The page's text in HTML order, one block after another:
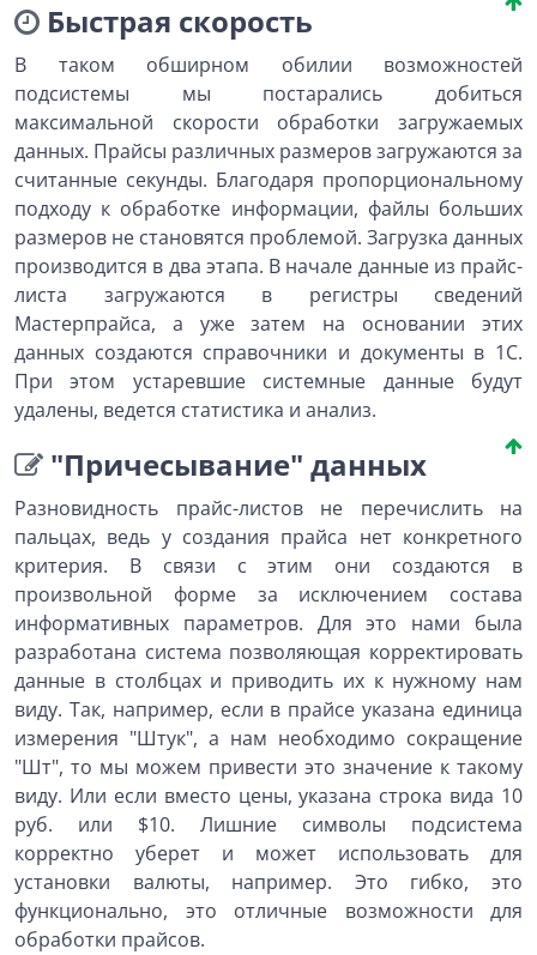
Быстрая скорость
В таком обширном обилии возможностей
подсистемы мы постарались добиться
максимальной скорости обработки загружаемых
данных. Прайсы различных размеров загружаются за
считанные секунды. Благодаря пропорциональному
подходу к обработке информации, файлы больших
размеров не становятся проблемой. Загрузка данных
производится в два этапа. В начале данные из прайс-
листа загружаются в регистры сведений
Мастерпрайса, а уже затем на основании этих
данных создаются справочники и документы в 1С.
При этом устаревшие системные данные будут
удалены, ведется статистика и анализ.
"Причесывание" данных
Разновидность прайс-листов не перечислить на
пальцах, ведь у создания прайса нет конкретного
критерия. В связи с этим они создаются в
произвольной форме за исключением состава
информативных параметров. Для это нами была
разработана система позволяющая корректировать
данные в столбцах и приводить их к нужному нам
виду. Так, например, если в прайсе указана единица
измерения "Штук", а нам необходимо сокращение
"Шт", то мы можем привести это значение к такому
виду. Или если вместо цены, указана строка вида 10
руб. или $10. Лишние символы подсистема
корректно уберет и может использовать для
установки валюты, например. Это гибко, это
функционально, это отличные возможности для
обработки прайсов.